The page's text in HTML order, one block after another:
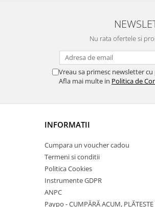
Nu rata ofertele si
Vreau sa primesc newsletter
Afla mai multe in Politica de
INFORMATII
Cumpara un voucher cadou
Termeni si conditii
Politica Cookies
Instrumente GDPR
ANPC
Paypo - CUMPĂRĂ ACUM,